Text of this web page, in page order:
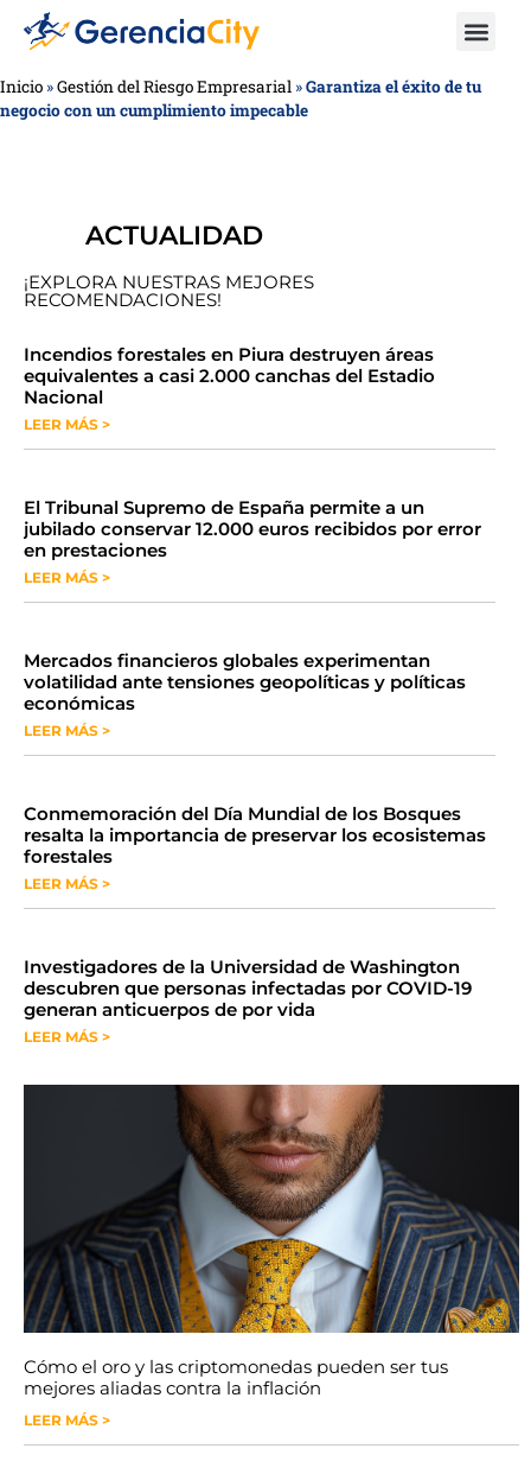
Inicio »Gestión del Riesgo Empresarial »Garantiza el éxito de tu
negocio con un cumplimiento impecable
ACTUALIDAD
¡EXPLORA NUESTRAS MEJORES
RECOMENDACIONES!
​​​​Incendios forestales en Piura destruyen áreas
equivalentes a casi 2.000 canchas del Estadio
Nacional
LEER MÁS >
​El Tribunal Supremo de España permite a un
jubilado conservar 12.000 euros recibidos por error
en prestaciones
LEER MÁS >
Mercados financieros globales experimentan
volatilidad ante tensiones geopolíticas y políticas
económicas
LEER MÁS >
Conmemoración del Día Mundial de los Bosques
resalta la importancia de preservar los ecosistemas
forestales
LEER MÁS >
Investigadores de la Universidad de Washington
descubren que personas infectadas por COVID-19
generan anticuerpos de por vida
LEER MÁS >
Cómo el oro y las criptomonedas pueden ser tus
mejores aliadas contra la inflación
LEER MÁS >